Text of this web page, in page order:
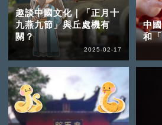
趣談中國文化｜「正月十
九燕九節」與丘處機有
關？
2025-02-17
中
和